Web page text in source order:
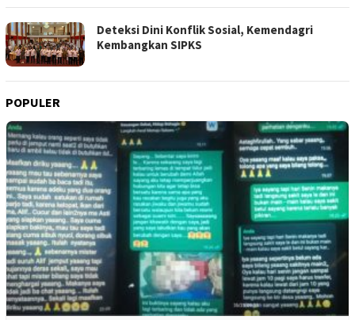
Deteksi Dini Konflik Sosial, Kemendagri
Kembangkan SIPKS
POPULER